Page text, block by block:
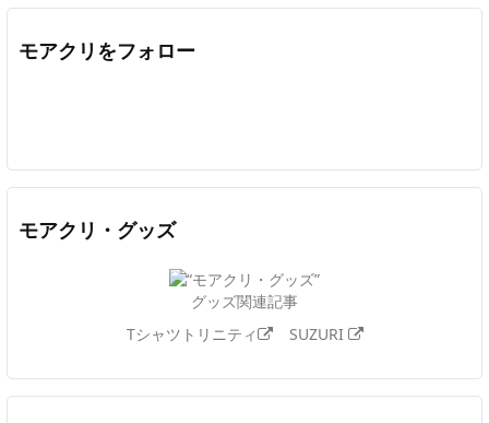
モアクリをフォロー
モアクリ・グッズ
グッズ関連記事
Tシャツトリニティ
SUZURI